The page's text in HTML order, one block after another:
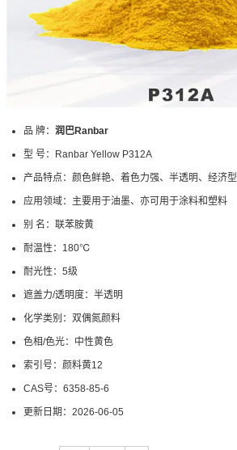
品 牌： 润巴Ranbar
型 号： Ranbar Yellow P312A
产品特点： 颜色鲜艳、着色力强、半透明、经济型
应用领域： 主要用于油墨、亦可用于涂料和塑料
别 名： 联苯胺黄
耐温性： 180℃
耐光性： 5级
遮盖力/透明度： 半透明
化学类别： 双偶氮颜料
色相/色光： 中性黄色
索引号： 颜料黄12
CAS号： 6358-85-6
更新日期： 2026-06-05